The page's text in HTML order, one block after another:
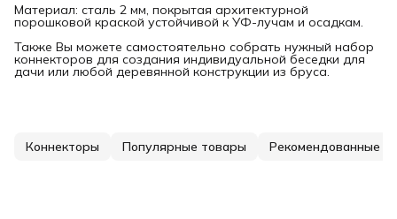
Материал: сталь 2 мм, покрытая архитектурной
порошковой краской устойчивой к УФ-лучам и осадкам.
Также Вы можете самостоятельно собрать нужный набор
коннекторов для создания индивидуальной беседки для
дачи или любой деревянной конструкции из бруса.
Коннекторы Популярные товары Рекомендованные